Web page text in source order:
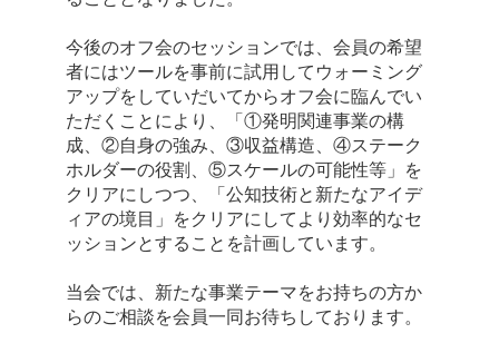
今後のオフ会のセッションでは、会員の希望
者にはツールを事前に試用してウォーミング
アップをしていだいてからオフ会に臨んでい
ただくことにより、「①発明関連事業の構
成、②自身の強み、③収益構造、④ステーク
ホルダーの役割、⑤スケールの可能性等」を
クリアにしつつ、「公知技術と新たなアイデ
ィアの境目」をクリアにしてより効率的なセ
ッションとすることを計画しています。
当会では、新たな事業テーマをお持ちの方か
らのご相談を会員一同お待ちしております。